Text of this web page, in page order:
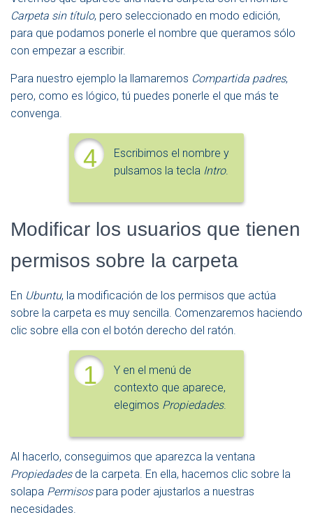
Carpeta sin título, pero seleccionado en modo edición,
para que podamos ponerle el nombre que queramos sólo
con empezar a escribir.
Para nuestro ejemplo la llamaremos Compartida padres,
pero, como es lógico, tú puedes ponerle el que más te
convenga.
4
Escribimos el nombre y
pulsamos la tecla Intro.
Modificar los usuarios que tienen
permisos sobre la carpeta
En Ubuntu, la modificación de los permisos que actúa
sobre la carpeta es muy sencilla. Comenzaremos haciendo
clic sobre ella con el botón derecho del ratón.
1
Y en el menú de
contexto que aparece,
elegimos Propiedades.
Al hacerlo, conseguimos que aparezca la ventana
Propiedadesde la carpeta. En ella, hacemos clic sobre la
solapa Permisospara poder ajustarlos a nuestras
necesidades.